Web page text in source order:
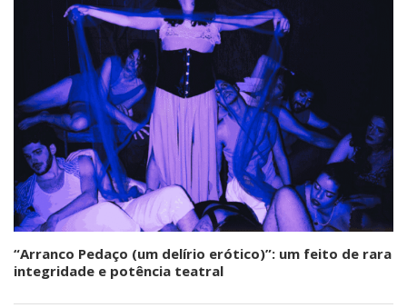
“Arranco Pedaço (um delírio erótico)”: um feito de rara
integridade e potência teatral